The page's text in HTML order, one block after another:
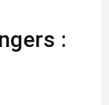
: